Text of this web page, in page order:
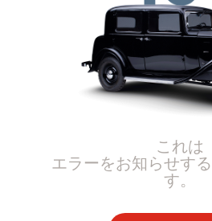
これは
エラーをお知らせす
す。